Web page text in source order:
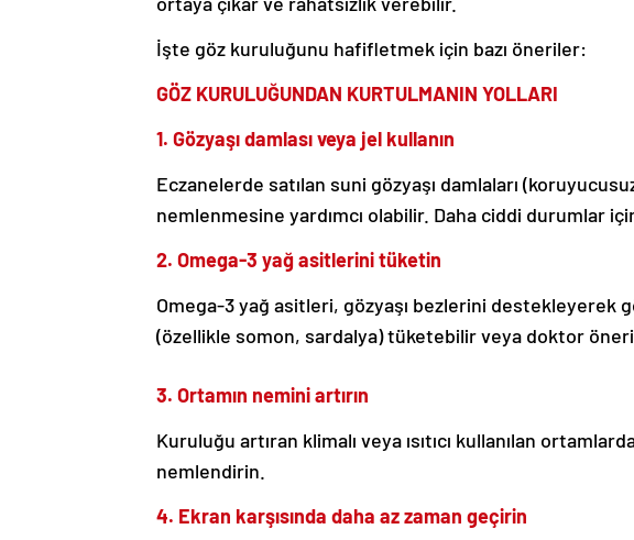
İşte göz kuruluğunu hafifletmek için bazı öneriler:
GÖZ KURULUĞUNDAN KURTULMANIN YOLLARI
1. Gözyaşı damlası veya jel kullanın
Eczanelerde satılan suni gözyaşı damlaları
nemlenmesine yardımcı olabilir. Daha ciddi durumlar
2. Omega-3 yağ asitlerini tüketin
Omega-3 yağ asitleri, gözyaşı bezlerini destekleyerek
(özellikle somon, sardalya) tüketebilir veya doktor
3. Ortamın nemini artırın
Kuruluğu artıran klimalı veya ısıtıcı kullanılan
nemlendirin.
4. Ekran karşısında daha az zaman geçirin